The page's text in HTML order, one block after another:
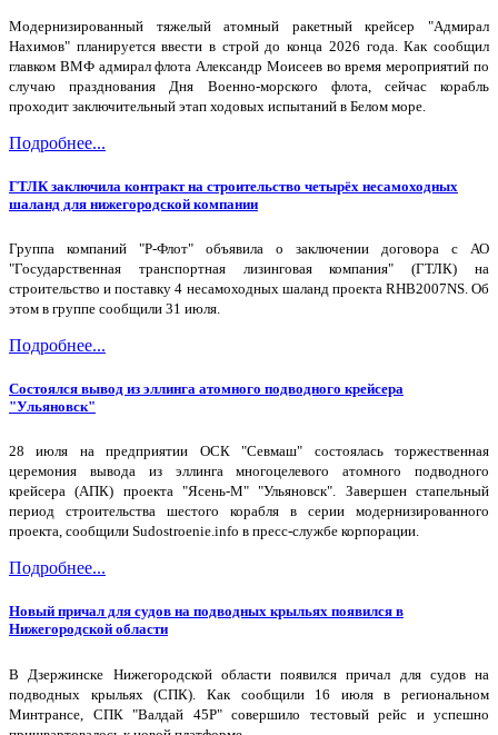
Модернизированный тяжелый атомный ракетный крейсер "Адмирал
Нахимов" планируется ввести в строй до конца 2026 года. Как сообщил
главком ВМФ адмирал флота Александр Моисеев во время мероприятий по
случаю празднования Дня Военно-морского флота, сейчас корабль
проходит заключительный этап ходовых испытаний в Белом море.
Подробнее...
ГТЛК заключила контракт на строительство четырёх несамоходных
шаланд для нижегородской компании
Группа компаний "Р-Флот" объявила о заключении договора с АО
"Государственная транспортная лизинговая компания" (ГТЛК) на
строительство и поставку 4 несамоходных шаланд проекта RHB2007NS. Об
этом в группе сообщили 31 июля.
Подробнее...
Состоялся вывод из эллинга атомного подводного крейсера
"Ульяновск"
28 июля на предприятии ОСК "Севмаш" состоялась торжественная
церемония вывода из эллинга многоцелевого атомного подводного
крейсера (АПК) проекта "Ясень-М" "Ульяновск". Завершен стапельный
период строительства шестого корабля в серии модернизированного
проекта, сообщили Sudostroenie.info в пресс-службе корпорации.
Подробнее...
Новый причал для судов на подводных крыльях появился в
Нижегородской области
В Дзержинске Нижегородской области появился причал для судов на
подводных крыльях (СПК). Как сообщили 16 июля в региональном
Минтрансе, СПК "Валдай 45Р" совершило тестовый рейс и успешно